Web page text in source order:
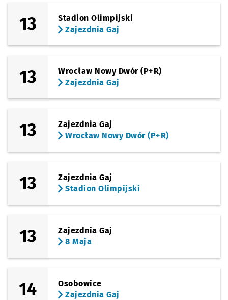
13
Stadion Olimpijski
Zajezdnia Gaj
13
Wrocław Nowy Dwór (P+R)
Zajezdnia Gaj
13
Zajezdnia Gaj
Wrocław Nowy Dwór (P+R)
13
Zajezdnia Gaj
Stadion Olimpijski
13
Zajezdnia Gaj
8 Maja
14
Osobowice
Zajezdnia Gaj